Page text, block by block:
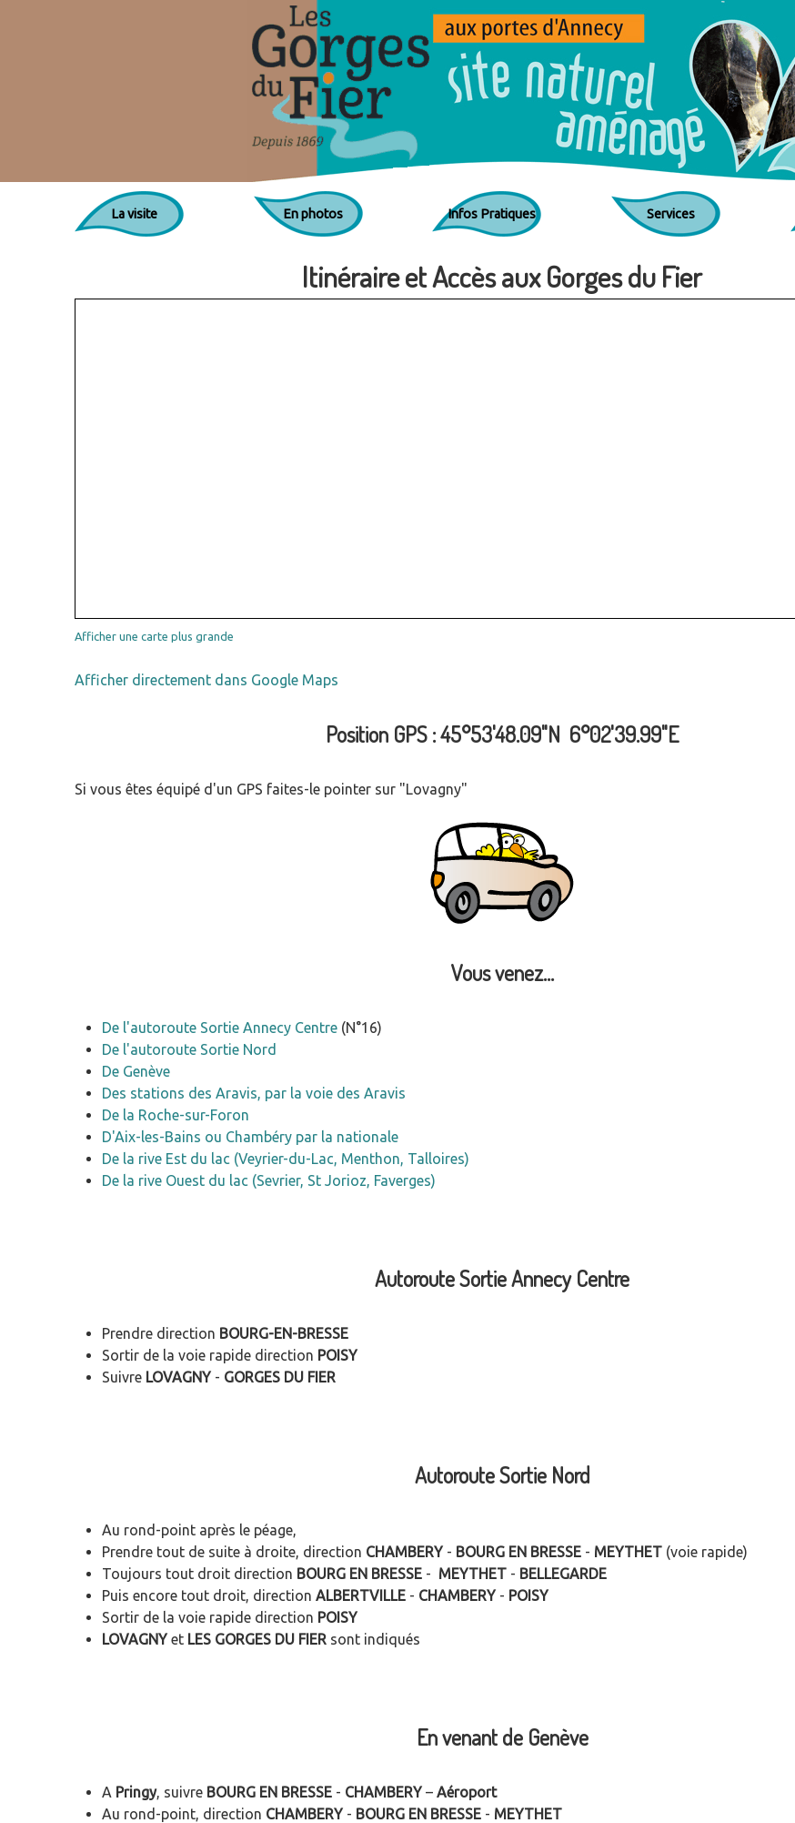
Jump to navigation
La visite En photos Infos Pratiques Services
Itinéraire et Accès aux Gorges du Fier
Afficher une carte plus grande
Afficher directement dans Google Maps
Position GPS : 45°53'48.09"N 6°02'39.99"E
Si vous êtes équipé d'un GPS faites-le pointer sur "Lovagny"
Vous venez...
De l'autoroute Sortie Annecy Centre (N°16)
De l'autoroute Sortie Nord
De Genève
Des stations des Aravis, par la voie des Aravis
De la Roche-sur-Foron
D'Aix-les-Bains ou Chambéry par la nationale
De la rive Est du lac (Veyrier-du-Lac, Menthon, Talloires)
De la rive Ouest du lac (Sevrier, St Jorioz, Faverges)
Autoroute Sortie Annecy Centre
Prendre direction BOURG-EN-BRESSE
Sortir de la voie rapide direction POISY
Suivre LOVAGNY - GORGES DU FIER
Autoroute Sortie Nord
Au rond-point après le péage,
Prendre tout de suite à droite, direction CHAMBERY - BOURG EN BRESSE - MEYTHET (voie rapide)
Toujours tout droit direction BOURG EN BRESSE - MEYTHET - BELLEGARDE
Puis encore tout droit, direction ALBERTVILLE - CHAMBERY - POISY
Sortir de la voie rapide direction POISY
LOVAGNY et LES GORGES DU FIER sont indiqués
En venant de Genève
A Pringy, suivre BOURG EN BRESSE - CHAMBERY – Aéroport
Au rond-point, direction CHAMBERY - BOURG EN BRESSE - MEYTHET